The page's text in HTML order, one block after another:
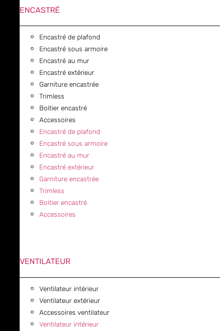
ENCASTRÉ
Encastré de plafond
Encastré sous armoire
Encastré au mur
Encastré extérieur
Garniture encastrée
Trimless
Boitier encastré
Accessoires
Encastré de plafond
Encastré sous armoire
Encastré au mur
Encastré extérieur
Garniture encastrée
Trimless
Boitier encastré
Accessoires
VENTILATEUR
Ventilateur intérieur
Ventilateur extérieur
Accessoires ventilateur
Ventilateur intérieur